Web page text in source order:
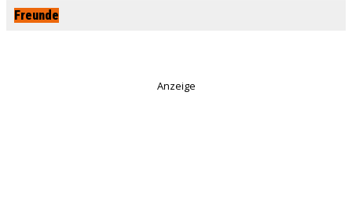
Freunde
Anzeige